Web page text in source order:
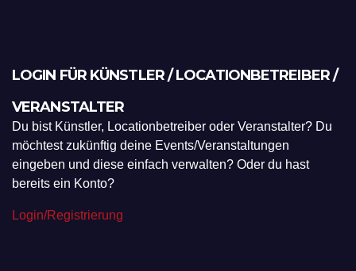
LOGIN FÜR KÜNSTLER / LOCATIONBETREIBER /
VERANSTALTER
Du bist Künstler, Locationbetreiber oder Veranstalter? Du
möchtest zukünftig deine Events/Veranstaltungen
eingeben und diese einfach verwalten? Oder du hast
bereits ein Konto?
Login/Registrierung